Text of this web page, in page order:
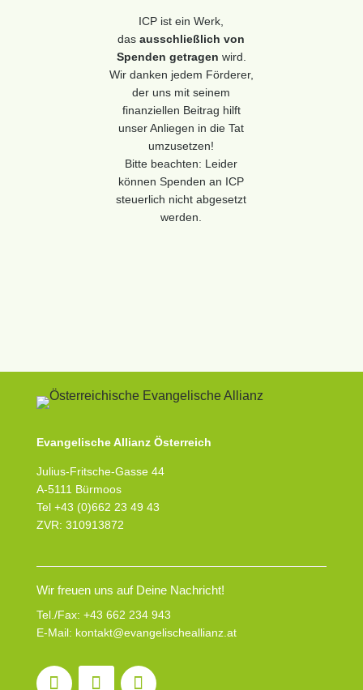
ICP ist ein Werk,
dasausschließlich von
Spenden getragen wird.
Wir danken jedem Förderer,
der uns mit seinem
finanziellen Beitrag hilft
unser Anliegen in die Tat
umzusetzen!
Bitte beachten: Leider
können Spenden an ICP
steuerlich nicht abgesetzt
werden.
Evangelische Allianz Österreich
Julius-Fritsche-Gasse 44
A-5111 Bürmoos
Tel +43 (0)662 23 49 43
ZVR: 310913872
Wir freuen uns auf Deine Nachricht!
Tel./Fax: +43 662 234 943
E-Mail: kontakt@evangelischeallianz.at